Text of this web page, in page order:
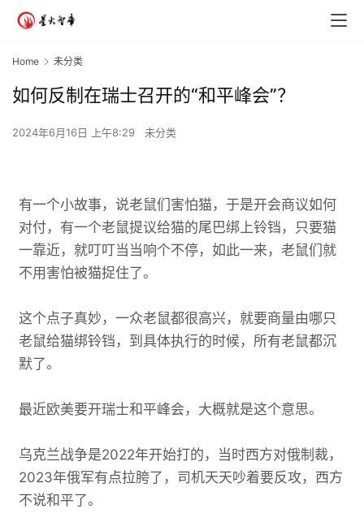
Home 未分类
如何反制在瑞士召开的“和平峰会”？
2024年6月16日 上午8:29 未分类
有一个小故事，说老鼠们害怕猫，于是开会商议如何
对付，有一个老鼠提议给猫的尾巴绑上铃铛，只要猫
一靠近，就叮叮当当响个不停，如此一来，老鼠们就
不用害怕被猫捉住了。
这个点子真妙，一众老鼠都很高兴，就要商量由哪只
老鼠给猫绑铃铛，到具体执行的时候，所有老鼠都沉
默了。
最近欧美要开瑞士和平峰会，大概就是这个意思。
乌克兰战争是2022年开始打的，当时西方对俄制裁，
2023年俄军有点拉胯了，司机天天吵着要反攻，西方
不说和平了。